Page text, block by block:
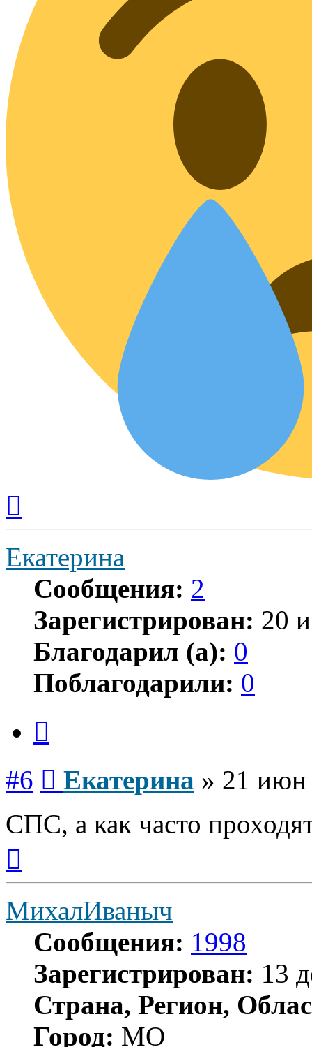
началу
Екатерина
Сообщения: 2
Зарегистрирован: 20
Благодарил (а): 0
Поблагодарили: 0
#6 Екатерина » 21 июн
СПС, а как часто
началу
МихалИваныч
Сообщения: 1998
Зарегистрирован: 13
Страна, Регион,
Город: МО